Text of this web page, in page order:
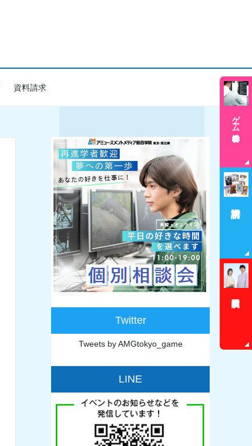
資料請求
Twitter
Tweets by AMGtokyo_game
LINE
ゲーム学科